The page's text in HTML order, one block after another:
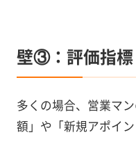
壁③：評価指
多くの場合、営業マ
額」や「新規アポイ